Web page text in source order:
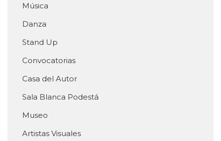
Música
Danza
Stand Up
Convocatorias
Casa del Autor
Sala Blanca Podestá
Museo
Artistas Visuales